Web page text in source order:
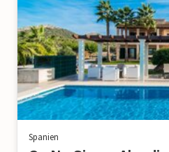
Spanien